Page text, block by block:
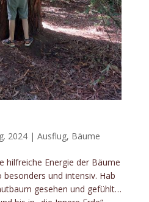
2024| Ausflug, Bäume
hilfreiche Energie der Bäume
besonders und intensiv. Hab
gesehen und gefühlt…